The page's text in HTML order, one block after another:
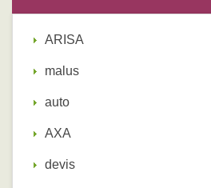
ARISA
malus
auto
AXA
devis